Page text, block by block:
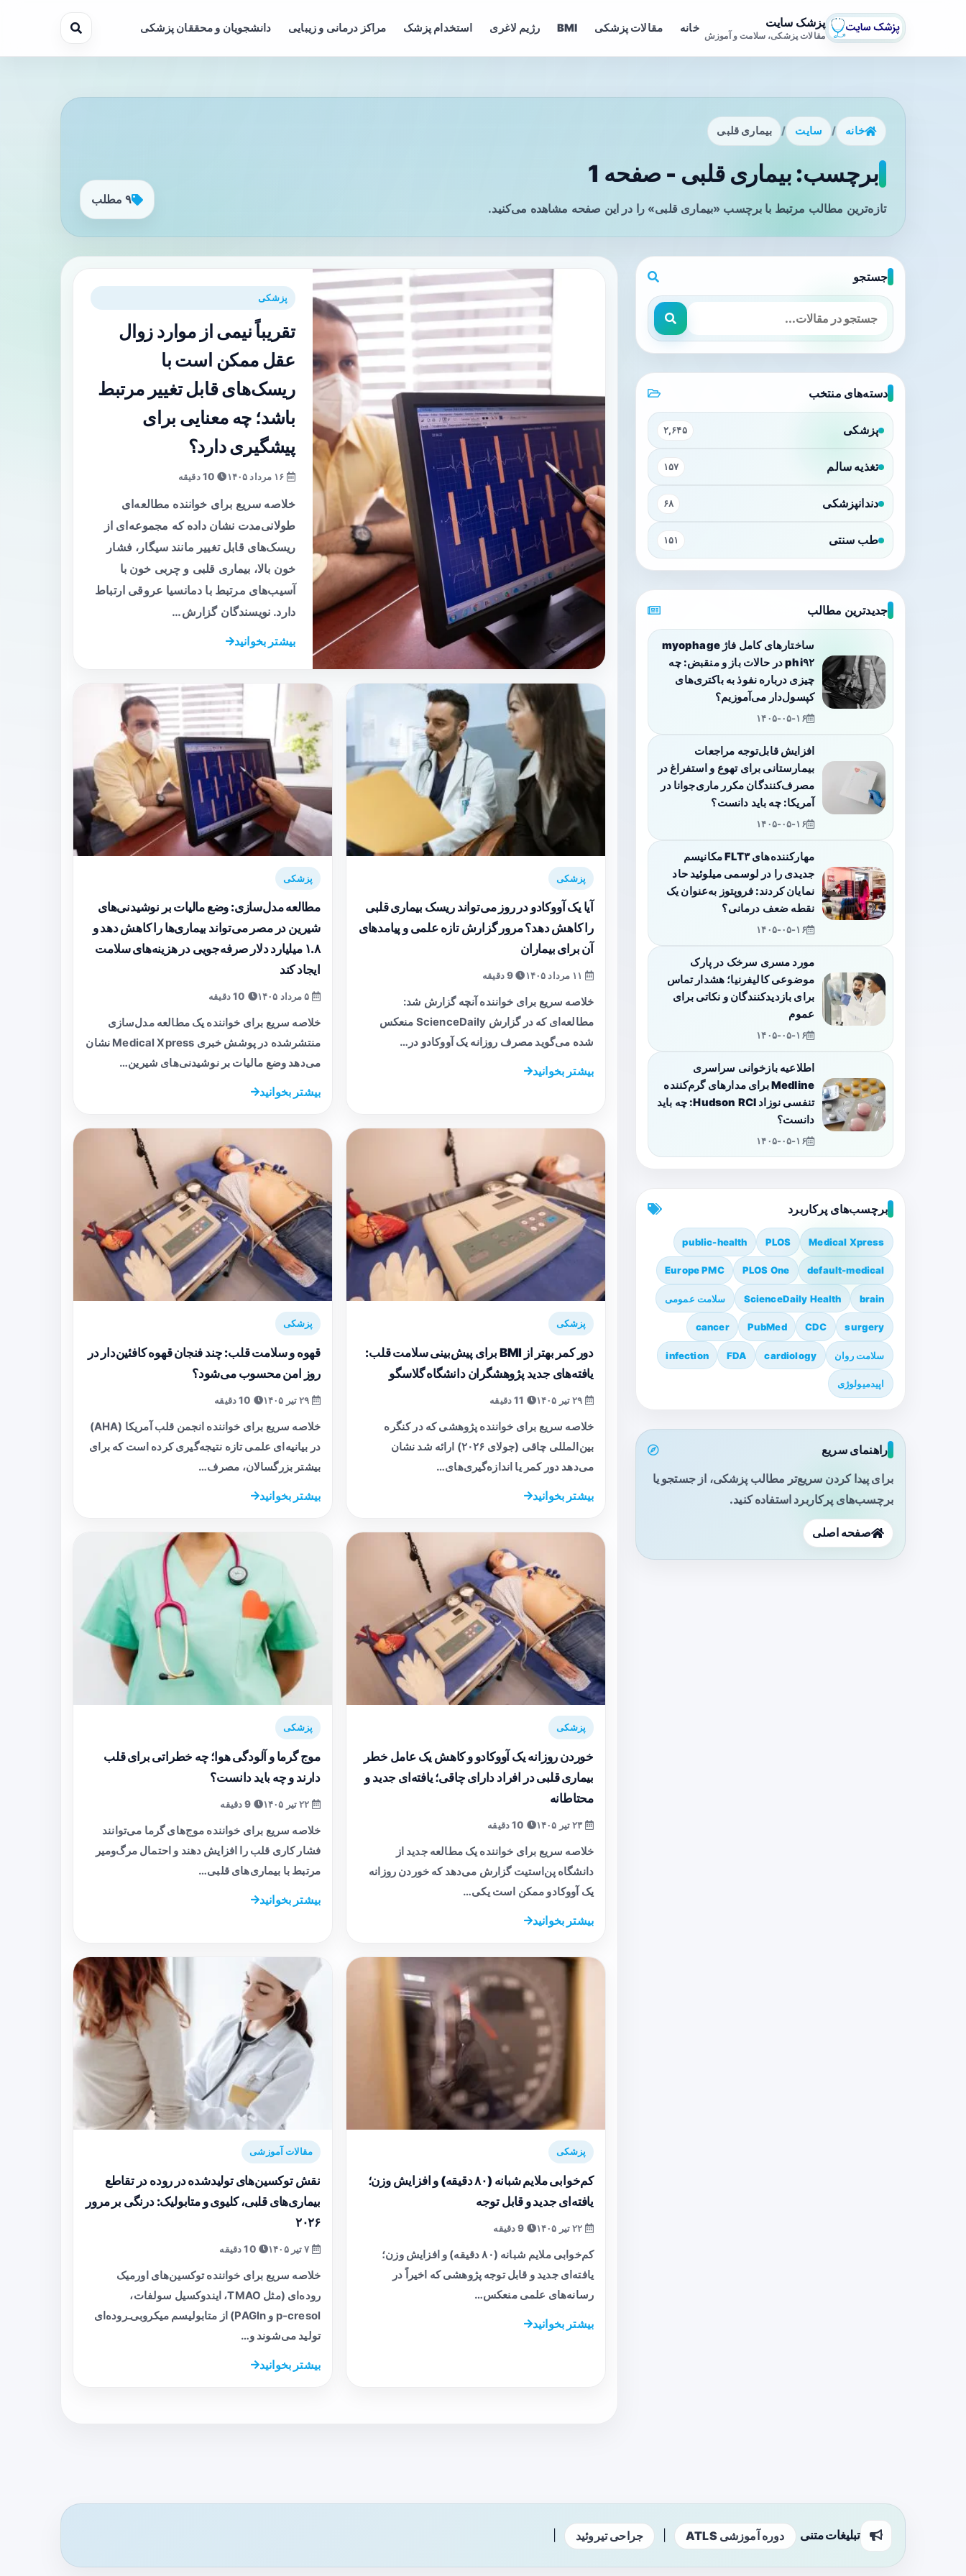
پزشک سایت
مقالات پزشکی، سلامت و آموزش
خانه مقالات پزشکی BMI رژیم لاغری استخدام پزشک مراکز درمانی و زیبایی دانشجویان و محققان پزشکی
خانه / سایت / بیماری قلبی
برچسب: بیماری قلبی - صفحه 1
تازه‌ترین مطالب مرتبط با برچسب «بیماری قلبی» را در این صفحه مشاهده می‌کنید.
۹ مطلب
پزشکی
تقریباً نیمی از موارد زوال
عقل ممکن است با
ریسک‌های قابل تغییر مرتبط
باشد؛ چه معنایی برای
پیشگیری دارد؟
10 دقیقه
خلاصه سریع برای خواننده مطالعه‌ای
طولانی‌مدت نشان داده که مجموعه‌ای از
ریسک‌های قابل تغییر مانند سیگار، فشار
خون بالا، بیماری قلبی و چربی خون با
آسیب‌های مرتبط با دمانسیا عروقی ارتباط
دارد. نویسندگان گزارش…
بیشتر بخوانید
پزشکی
آیا یک آووکادو در روز می‌تواند ریسک بیماری قلبی
را کاهش دهد؟ مرور گزارش تازه علمی و پیامدهای
آن برای بیماران
9 دقیقه
خلاصه سریع برای خواننده آنچه گزارش شد:
مطالعه‌ای که در گزارش ScienceDaily منعکس
شده می‌گوید مصرف روزانه یک آووکادو در…
بیشتر بخوانید
پزشکی
مطالعه مدل‌سازی: وضع مالیات بر نوشیدنی‌های
شیرین در مصر می‌تواند بیماری‌ها را کاهش دهد و
۱.۸ میلیارد دلار صرفه‌جویی در هزینه‌های سلامت
ایجاد کند
خلاصه سریع برای خواننده یک مطالعه مدل‌سازی
منتشرشده در پوشش خبری Medical Xpress نشان
می‌دهد وضع مالیات بر نوشیدنی‌های شیرین…
بیشتر بخوانید
پزشکی
دور کمر بهتر از BMI برای پیش‌بینی سلامت قلب:
یافته‌های جدید پژوهشگران دانشگاه گلاسگو
خلاصه سریع برای خواننده پژوهشی که در کنگره
بین‌المللی چاقی (جولای ۲۰۲۶) ارائه شد نشان
می‌دهد دور کمر یا اندازه‌گیری‌های…
بیشتر بخوانید
پزشکی
قهوه و سلامت قلب: چند فنجان قهوه کافئین‌دار در
روز امن محسوب می‌شود؟
خلاصه سریع برای خواننده انجمن قلب آمریکا (AHA)
در بیانیه‌ای علمی تازه نتیجه‌گیری کرده است که برای
بیشتر بزرگسالان، مصرف…
بیشتر بخوانید
پزشکی
خوردن روزانه یک آووکادو و کاهش یک عامل خطر
بیماری قلبی در افراد دارای چاقی؛ یافته‌ای جدید و
محتاطانه
خلاصه سریع برای خواننده یک مطالعه جدید از
دانشگاه پن‌استیت گزارش می‌دهد که خوردن روزانه
یک آووکادو ممکن است یکی…
بیشتر بخوانید
پزشکی
موج گرما و آلودگی هوا؛ چه خطراتی برای قلب
دارند و چه باید دانست؟
خلاصه سریع برای خواننده موج‌های گرما می‌توانند
فشار کاری قلب را افزایش دهند و احتمال مرگ‌ومیر
مرتبط با بیماری‌های قلبی…
بیشتر بخوانید
پزشکی
کم‌خوابی ملایم شبانه (۸۰ دقیقه) و افزایش وزن؛
یافته‌ای جدید و قابل توجه
کم‌خوابی ملایم شبانه (۸۰ دقیقه) و افزایش وزن؛
یافته‌ای جدید و قابل توجه پژوهشی که اخیراً در
رسانه‌های علمی منعکس…
بیشتر بخوانید
مقالات آموزشی
نقش توکسین‌های تولیدشده در روده در تقاطع
بیماری‌های قلبی، کلیوی و متابولیک: درنگی بر مرور
۲۰۲۶
خلاصه سریع برای خواننده توکسین‌های اورمیک
روده‌ای (مثل TMAO، ایندوکسیل سولفات،
p‑cresol و PAGln) از متابولیسم میکروبی‌ـ‌روده‌ای
تولید می‌شوند و…
بیشتر بخوانید
جستجو
دسته‌های منتخب
پزشکی ۲,۶۴۵
تغذیه سالم ۱۵۷
دندانپزشکی ۶۸
طب سنتی ۱۵۱
جدیدترین مطالب
ساختارهای کامل فاژ myophage
phi۹۲ در حالات باز و منقبض: چه
چیزی درباره نفوذ به باکتری‌های
کپسول‌دار می‌آموزیم؟
۱۴۰۵-۰۵-۱۶
افزایش قابل‌توجه مراجعات
بیمارستانی برای تهوع و استفراغ در
مصرف‌کنندگان مکرر ماری‌جوانا در
آمریکا: چه باید دانست؟
۱۴۰۵-۰۵-۱۶
مهارکننده‌های FLT۳ مکانیسم
جدیدی را در لوسمی میلوئید حاد
نمایان کردند: فروپتوز به‌عنوان یک
نقطه ضعف درمانی؟
۱۴۰۵-۰۵-۱۶
مورد مسری سرخک در پارک
موضوعی کالیفرنیا؛ هشدار تماس
برای بازدیدکنندگان و نکاتی برای
عموم
۱۴۰۵-۰۵-۱۶
اطلاعیه بازخوانی سراسری
Medline برای مدارهای گرم‌کننده
تنفسی نوزاد Hudson RCI: چه باید
دانست؟
۱۴۰۵-۰۵-۱۶
برچسب‌های پرکاربرد
Medical Xpress
PLOS
public-health
default-medical
PLOS One
Europe PMC
brain
ScienceDaily Health سلامت عمومی
surgery
CDC
PubMed
cancer
سلامت روان cardiology
FDA
infection
اپیدمیولوژی
راهنمای سریع
برای پیدا کردن سریع‌تر مطالب پزشکی، از جستجو یا
برچسب‌های پرکاربرد استفاده کنید.
صفحه اصلی
تبلیغات متنی دوره آموزشی ATLS جراحی تیروئید